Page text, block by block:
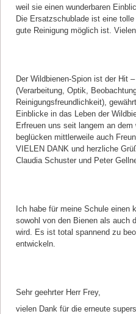
weil sie einen wunderbaren
Die Ersatzschublade ist eine
gute Reinigung möglich ist.
Der Wildbienen-Spion ist der Hit
(Verarbeitung, Optik,
Reinigungsfreundlichkeit),
Einblicke in das Leben der
Erfreuen uns seit langem an
beglücken mittlerweile auch
VIELEN DANK und herzliche
Claudia Schuster und Peter
Ich habe für meine Schule einen
sowohl von den Bienen als auch
wird. Es ist total spannend zu
entwickeln.
Sehr geehrter Herr Frey,
vielen Dank für die erneute